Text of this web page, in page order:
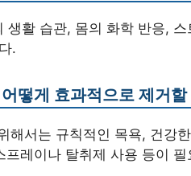
생활 습관, 몸의 화학 반응,
.
떻게 효과적으로 제거
해서는 규칙적인 목욕, 건강
프레이나 탈취제 사용 등이 필